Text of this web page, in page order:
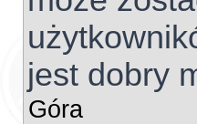
jest dobry
Góra